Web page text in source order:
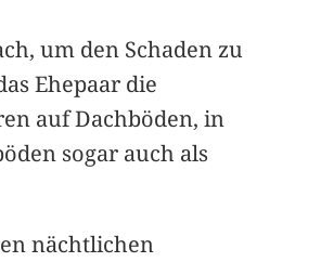
um den Schaden zu
Ehepaar die
auf Dachböden, in
sogar auch als
nächtlichen